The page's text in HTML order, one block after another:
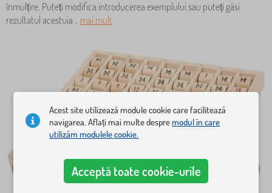
înmulțire. Puteți modifica introducerea exemplului sau puteți găsi
rezultatul acestuia .. mai mult
Acest site utilizează module cookie care facilitează
navigarea. Aflați mai multe despremodul în care
utilizăm modulele cookie.
Acceptă toate cookie-urile